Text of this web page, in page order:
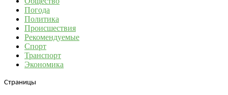
Погода
Политика
Происшествия
Рекомендуемые
Спорт
Транспорт
Экономика
Страницы